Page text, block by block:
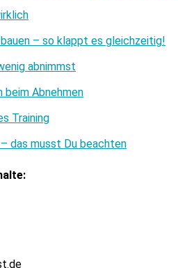
– so klappt es gleichzeitig!
abnimmst
Abnehmen
Training
das musst Du beachten